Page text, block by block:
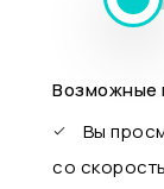
Возможные
Вы
со